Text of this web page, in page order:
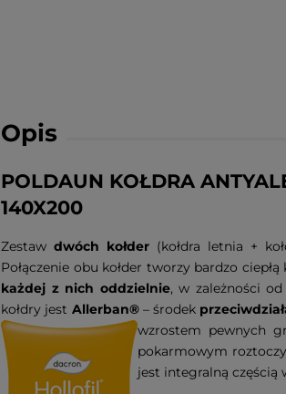
Opis
POLDAUN KOŁDRA
140X200
Zestawdwóch kołder (kołdra letnia +
Połączenie obu kołder tworzy bardzo
każdej z nich oddzielnie, w zależności
kołdry jest Allerban®– środek
wzrostem pewnych
pokarmowym
jest integralną częścią